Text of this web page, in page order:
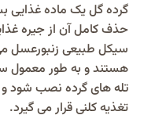
گرده گل یک ماده غذایی
حذف کامل آن از جیره
سیکل طبیعی زنبورعسل
هستند و به طور معمول
تله های گرده نصب شود و
تغذیه کلنی قرار می گیرد.